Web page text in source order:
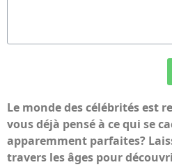
Le monde des célébrités est
vous déjà pensé à ce qui se
apparemment parfaites?
travers les âges pour